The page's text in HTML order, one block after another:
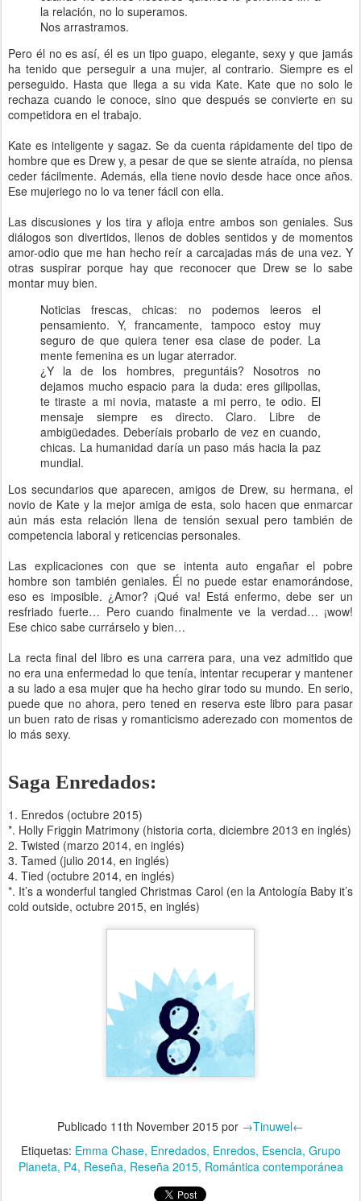
la relación, no lo superamos.
Nos arrastramos.
Pero él no es así, él es un tipo guapo, elegante, sexy y que jamás
ha tenido que perseguir a una mujer, al contrario. Siempre es el
perseguido. Hasta que llega a su vida Kate. Kate que no solo le
rechaza cuando le conoce, sino que después se convierte en su
competidora en el trabajo.
Kate es inteligente y sagaz. Se da cuenta rápidamente del tipo de
hombre que es Drew y, a pesar de que se siente atraída, no piensa
ceder fácilmente. Además, ella tiene novio desde hace once años.
Ese mujeriego no lo va tener fácil con ella.
Las discusiones y los tira y afloja entre ambos son geniales. Sus
diálogos son divertidos, llenos de dobles sentidos y de momentos
amor-odio que me han hecho reír a carcajadas más de una vez. Y
otras suspirar porque hay que reconocer que Drew se lo sabe
montar muy bien.
Noticias frescas, chicas: no podemos leeros el
pensamiento. Y, francamente, tampoco estoy muy
seguro de que quiera tener esa clase de poder. La
mente femenina es un lugar aterrador.
¿Y la de los hombres, preguntáis? Nosotros no
dejamos mucho espacio para la duda: eres gilipollas,
te tiraste a mi novia, mataste a mi perro, te odio. El
mensaje siempre es directo. Claro. Libre de
ambigüedades. Deberíais probarlo de vez en cuando,
chicas. La humanidad daría un paso más hacia la paz
mundial.
Los secundarios que aparecen, amigos de Drew, su hermana, el
novio de Kate y la mejor amiga de esta, solo hacen que enmarcar
aún más esta relación llena de tensión sexual pero también de
competencia laboral y reticencias personales.
Las explicaciones con que se intenta auto engañar el pobre
hombre son también geniales. Él no puede estar enamorándose,
eso es imposible. ¿Amor? ¡Qué va! Está enfermo, debe ser un
resfriado fuerte… Pero cuando finalmente ve la verdad… ¡wow!
Ese chico sabe currárselo y bien…
La recta final del libro es una carrera para, una vez admitido que
no era una enfermedad lo que tenía, intentar recuperar y mantener
a su lado a esa mujer que ha hecho girar todo su mundo. En serio,
puede que no ahora, pero tened en reserva este libro para pasar
un buen rato de risas y romanticismo aderezado con momentos de
lo más sexy.
Saga Enredados:
1. Enredos (octubre 2015)
*. Holly Friggin Matrimony (historia corta, diciembre 2013 en inglés)
2. Twisted (marzo 2014, en inglés)
3. Tamed (julio 2014, en inglés)
4. Tied (octubre 2014, en inglés)
*. It’s a wonderful tangled Christmas Carol (en la Antología Baby it’s
cold outside, octubre 2015, en inglés)
Publicado 11th November 2015 por →Tinuwel←
Etiquetas: Emma Chase Enredados Enredos Esencia Grupo
Planeta P4 Reseña Reseña 2015 Romántica contemporánea